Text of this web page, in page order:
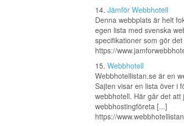
14. Jämför Webbhotell
Denna webbplats är helt
egen lista med svenska
specifikationer som gör
https://
15. Webbhotell
Webbhotellistan.se är en
Sajten visar en lista över i
webbhotell. Här går det
webbhostingföreta [...]
https://